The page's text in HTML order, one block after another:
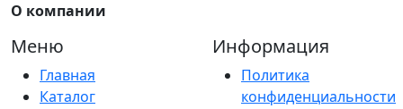
О компании
Меню
Главная
Каталог
Информация
Политика
конфиденциальности